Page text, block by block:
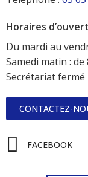
Horaires
Du mardi au
Samedi matin : de
Secrétariat fermé
CONTACTEZ-
FACEBOOK